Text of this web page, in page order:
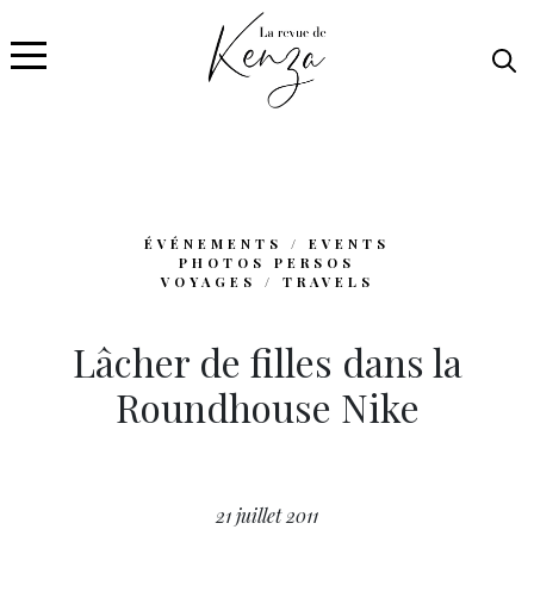
ÉVÉNEMENTS / EVENTS
PHOTOS PERSOS
VOYAGES / TRAVELS
Lâcher de filles dans la
Roundhouse Nike
21 juillet 2011